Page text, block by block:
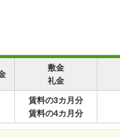
敷金
礼金
賃料の3カ月分
賃料の4カ月分